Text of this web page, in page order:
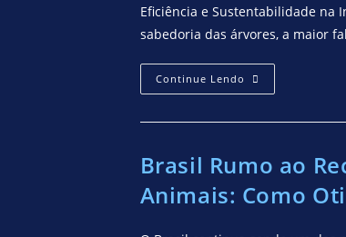
Eficiência e Sustentabilidade na
sabedoria das árvores, a maior
Continue Lendo
Brasil Rumo ao
Animais: Como